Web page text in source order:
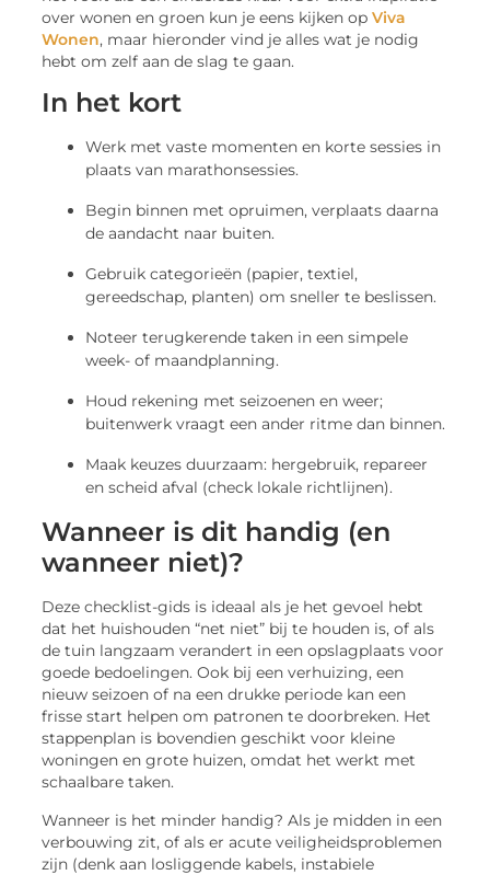
over wonen en groen kun je eens kijken opViva
Wonen, maar hieronder vind je alles wat je nodig
hebt om zelf aan de slag te gaan.
In het kort
Werk met vaste momenten en korte sessies in
plaats van marathonsessies.
Begin binnen met opruimen, verplaats daarna
de aandacht naar buiten.
Gebruik categorieën (papier, textiel,
gereedschap, planten) om sneller te beslissen.
Noteer terugkerende taken in een simpele
week- of maandplanning.
Houd rekening met seizoenen en weer;
buitenwerk vraagt een ander ritme dan binnen.
Maak keuzes duurzaam: hergebruik, repareer
en scheid afval (check lokale richtlijnen).
Wanneer is dit handig (en
wanneer niet)?
Deze checklist-gids is ideaal als je het gevoel hebt
dat het huishouden “net niet” bij te houden is, of als
de tuin langzaam verandert in een opslagplaats voor
goede bedoelingen. Ook bij een verhuizing, een
nieuw seizoen of na een drukke periode kan een
frisse start helpen om patronen te doorbreken. Het
stappenplan is bovendien geschikt voor kleine
woningen en grote huizen, omdat het werkt met
schaalbare taken.
Wanneer is het minder handig? Als je midden in een
verbouwing zit, of als er acute veiligheidsproblemen
zijn (denk aan losliggende kabels, instabiele